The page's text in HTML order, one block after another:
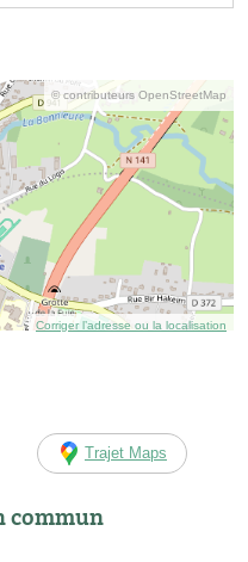
© contributeurs OpenStreetMap
Corriger l’adresse ou la localisation
Trajet Maps
commun